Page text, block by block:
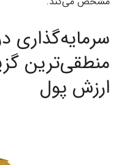
سرمایه‌گذاری
منطقی‌ترین
ارزش پول